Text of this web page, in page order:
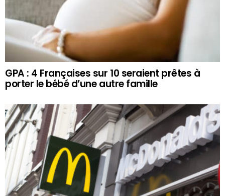
GPA : 4 Françaises sur 10 seraient prêtes à
porter le bébé d’une autre famille